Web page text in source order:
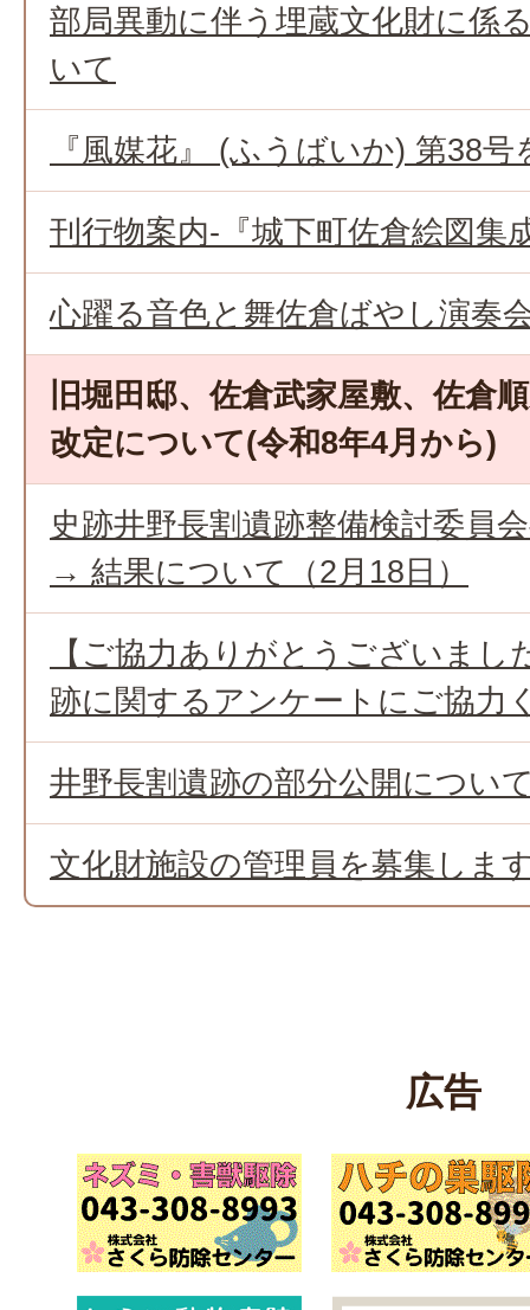
部局異動に伴う埋蔵文化財に係
いて
『風媒花』 (ふうばいか) 第38
刊行物案内-『城下町佐倉絵図集
心躍る音色と舞佐倉ばやし演奏
旧堀田邸、佐倉武家屋敷、佐倉
改定について(令和8年4月から)
史跡井野長割遺跡整備検討委員
→ 結果について（2月18日）
【ご協力ありがとうございまし
跡に関するアンケートにご協力
井野長割遺跡の部分公開につい
文化財施設の管理員を募集しま
広告